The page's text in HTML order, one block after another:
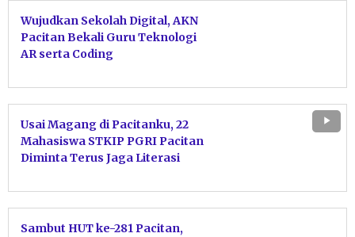
Wujudkan Sekolah Digital, AKN
Pacitan Bekali Guru Teknologi
AR serta Coding
Usai Magang di Pacitanku, 22
Mahasiswa STKIP PGRI Pacitan
Diminta Terus Jaga Literasi
Sambut HUT ke-281 Pacitan,